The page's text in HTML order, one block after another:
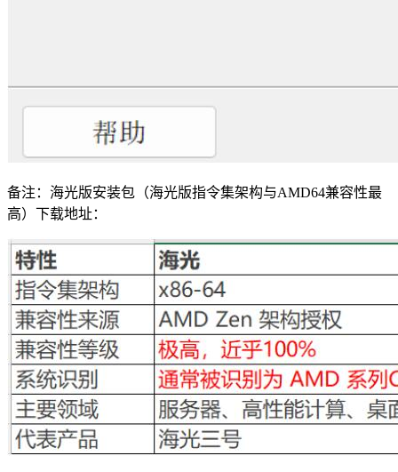
备注：海光版安装包（海光版指令集架构与AMD64兼容性最
高）下载地址：